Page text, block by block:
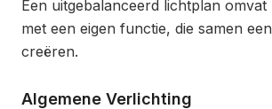
Een uitgebalanceerd lichtplan
met een eigen functie, die samen
creëren.
Algemene Verlichting